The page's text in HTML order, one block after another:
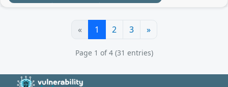
« 1 2 3 »
Page 1 of 4 (31 entries)